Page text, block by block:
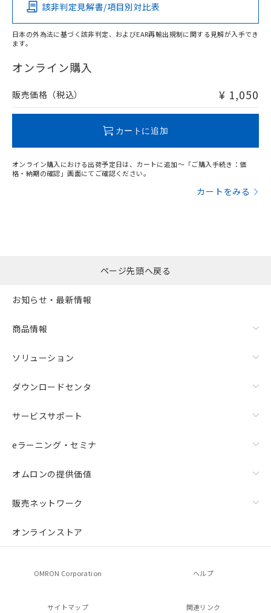
O
在庫等で未対応品が混在する可能性があります。
問い合わせください。
該非判定見解書/項目別対比表
日本の外為法に基づく該非判定、およびEAR再輸出規制に関する見解が入手でき
ます。
オンライン購入
販売価格（税込） ¥ 1,050
カートに追加
オンライン購入における出荷予定日は、カートに追加～「ご購入手続き：価
格・納期の確認」画面にてご確認ください。
カートをみる
ページ先頭へ戻る
お知らせ・最新情報
商品情報
ソリューション
ダウンロードセンタ
サービスサポート
eラーニング・セミナ
オムロンの提供価値
販売ネットワーク
オンラインストア
OMRON Corporation ヘルプ
サイトマップ 関連リンク